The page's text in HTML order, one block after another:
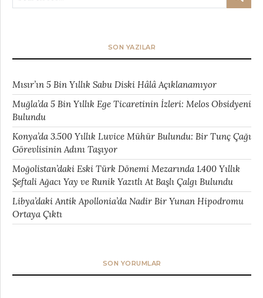
SON YAZILAR
Mısır’ın 5 Bin Yıllık Sabu Diski Hâlâ Açıklanamıyor
Muğla’da 5 Bin Yıllık Ege Ticaretinin İzleri: Melos Obsidyeni
Bulundu
Konya’da 3.500 Yıllık Luvice Mühür Bulundu: Bir Tunç Çağı
Görevlisinin Adını Taşıyor
Moğolistan’daki Eski Türk Dönemi Mezarında 1.400 Yıllık
Şeftali Ağacı Yay ve Runik Yazıtlı At Başlı Çalgı Bulundu
Libya’daki Antik Apollonia’da Nadir Bir Yunan Hipodromu
Ortaya Çıktı
SON YORUMLAR